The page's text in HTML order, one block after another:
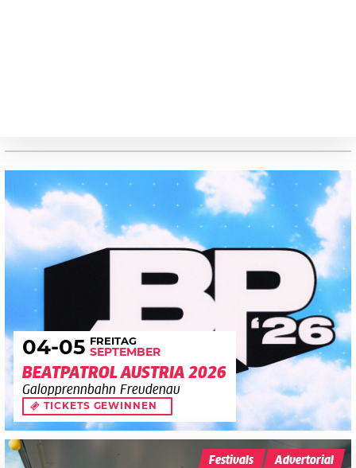
04-05 FREITAG
SEPTEMBER
BEATPATROL AUSTRIA 2026
Galopprennbahn Freudenau
TICKETS GEWINNEN
Festivals Advertorial